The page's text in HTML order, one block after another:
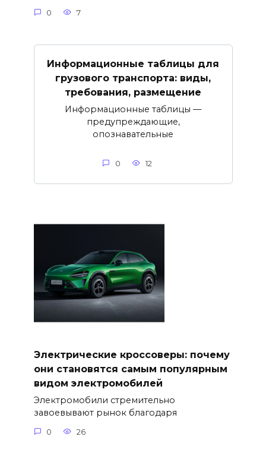
0 7
Информационные таблицы для
грузового транспорта: виды,
требования, размещение
Информационные таблицы —
предупреждающие,
опознавательные
0 12
Электрические кроссоверы: почему
они становятся самым популярным
видом электромобилей
Электромобили стремительно
завоевывают рынок благодаря
0 26